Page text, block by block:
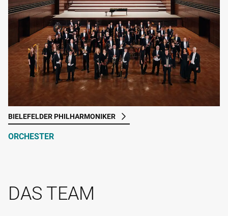
BIELEFELDER PHILHARMONIKER
ORCHESTER
DAS TEAM